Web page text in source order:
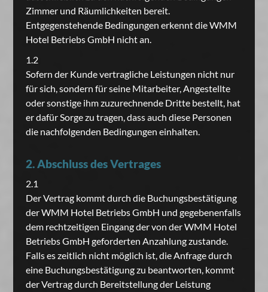
Zimmer und Räumlichkeiten bereit.
Entgegenstehende Bedingungen erkennt die WMM
Hotel Betriebs GmbH nicht an.
1.2
Sofern der Kunde vertragliche Leistungen nicht nur
für sich, sondern für seine Mitarbeiter, Angestellte
oder sonstige ihm zuzurechnende Dritte bestellt, hat
er dafür Sorge zu tragen, dass auch diese Personen
die nachfolgenden Bedingungen einhalten.
2. Abschluss des Vertrages
2.1
Der Vertrag kommt durch die Buchungsbestätigung
der WMM Hotel Betriebs GmbH und gegebenenfalls
dem rechtzeitigen Eingang der von der WMM Hotel
Betriebs GmbH geforderten Anzahlung zustande.
Falls es zeitlich nicht möglich ist, die Anfrage durch
eine Buchungsbestätigung zu beantworten, kommt
der Vertrag durch Bereitstellung der Leistung